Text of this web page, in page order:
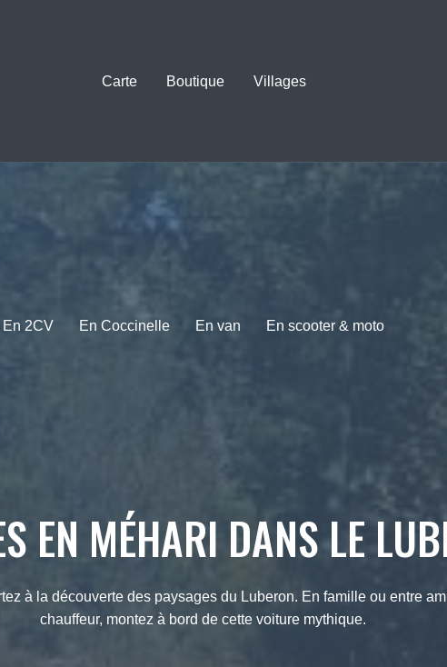
Carte Boutique Villages
En 2CV En Coccinelle En van En scooter & moto
EN MÉHARI DANS LE
à la découverte des paysages du Luberon. En famille ou entre
chauffeur, montez à bord de cette voiture mythique.